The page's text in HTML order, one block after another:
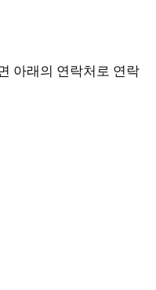
아래의 연락처로 연락